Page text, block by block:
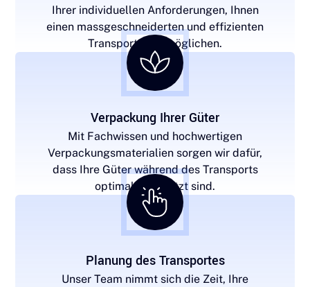
Ihrer individuellen Anforderungen, Ihnen
einen massgeschneiderten und effizienten
Transport zu ermöglichen.
Verpackung Ihrer Güter
Mit Fachwissen und hochwertigen
Verpackungsmaterialien sorgen wir dafür,
dass Ihre Güter während des Transports
optimal geschützt sind.
Planung des Transportes
Unser Team nimmt sich die Zeit, Ihre